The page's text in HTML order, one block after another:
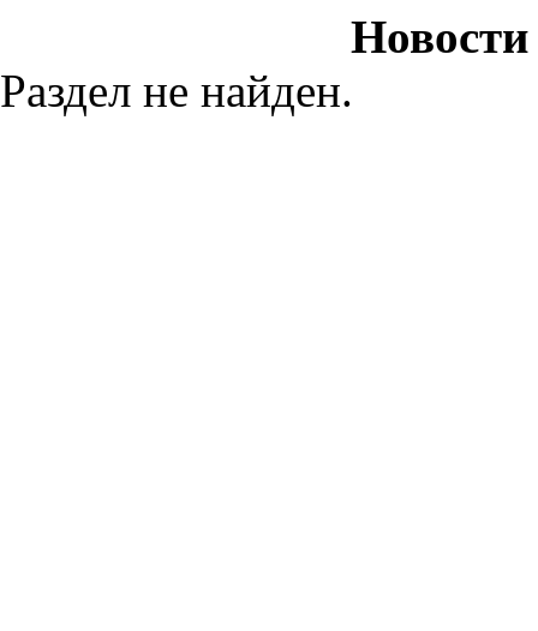
Раздел не найден.